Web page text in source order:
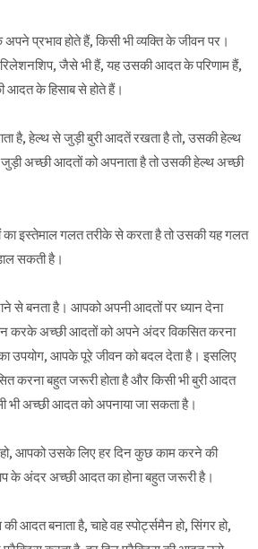
अपने प्रभाव होते हैं, किसी भी व्यक्ति के जीवन पर।
जैसे भी हैं, यह उसकी आदत के परिणाम हैं,
आदत के हिसाब से होते हैं।
है, हेल्थ से जुड़ी बुरी आदतें रखता है तो, उसकी हेल्थ
अच्छी आदतों को अपनाता है तो उसकी हेल्थ अच्छी
इस्तेमाल गलत तरीके से करता है तो उसकी यह गलत
सकती है।
से बनता है। आपको अपनी आदतों पर ध्यान देना
करके अच्छी आदतों को अपने अंदर विकसित करना
उपयोग, आपके पूरे जीवन को बदल देता है। इसलिए
करना बहुत जरूरी होता है और किसी भी बुरी आदत
भी अच्छी आदत को अपनाया जा सकता है।
आपको उसके लिए हर दिन कुछ काम करने की
के अंदर अच्छी आदत का होना बहुत जरूरी है।
आदत बनाता है, चाहे वह स्पोर्ट्समैन हो, सिंगर हो,